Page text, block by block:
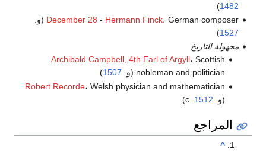
1482
)
December 28 - Hermann Finck، German composer (و.
1527
)
مجهولة التاريخ
Archibald Campbell, 4th Earl of Argyll، Scottish
nobleman and politician (و.
1507
)
Robert Recorde، Welsh physician and mathematician
(و. c. 1512
)
المراجع
^